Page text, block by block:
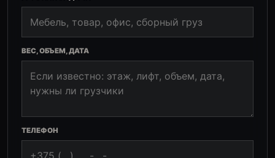
ВЕС, ОБЪЕМ, ДАТА
ТЕЛЕФОН